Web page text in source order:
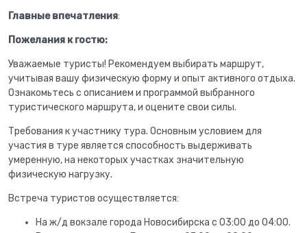
Главные впечатления:
Пожелания к гостю:
Уважаемые туристы! Рекомендуем выбирать маршрут,
учитывая вашу физическую форму и опыт активного отдыха.
Ознакомьтесь с описанием и программой выбранного
туристического маршрута, и оцените свои силы.
Требования к участнику тура. Основным условием для
участия в туре является способность выдерживать
умеренную, на некоторых участках значительную
физическую нагрузку.
Встреча туристов осуществляется:
На ж/д вокзале города Новосибирска с 03:00 до 04:00.